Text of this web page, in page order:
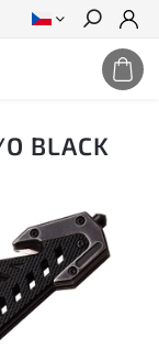
Hledat
BLACK